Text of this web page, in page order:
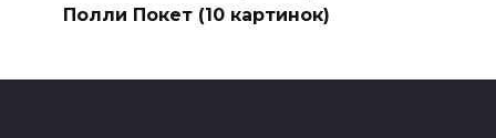
Полли Покет (10 картинок)